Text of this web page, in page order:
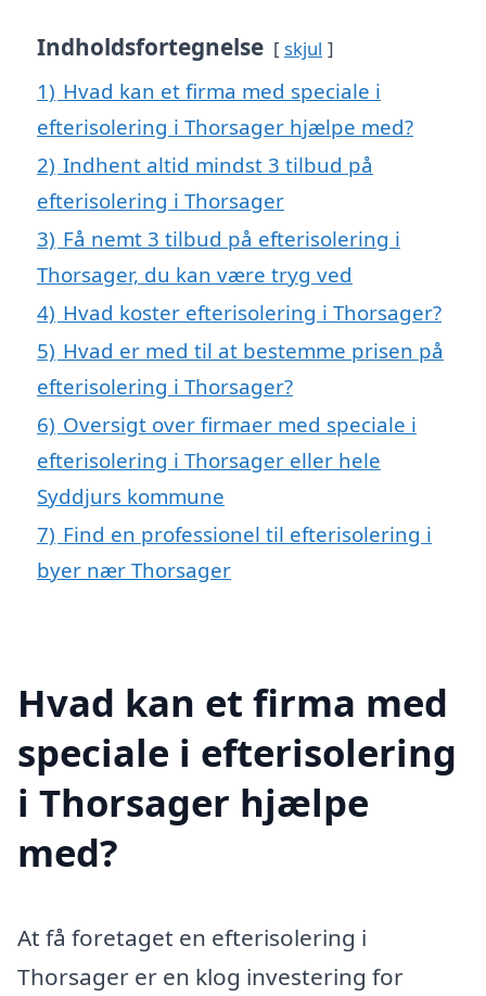
Indholdsfortegnelse skjul
1) Hvad kan et firma med speciale i
efterisolering i Thorsager hjælpe med?
2) Indhent altid mindst 3 tilbud på
efterisolering i Thorsager
3) Få nemt 3 tilbud på efterisolering i
Thorsager, du kan være tryg ved
4) Hvad koster efterisolering i Thorsager?
5) Hvad er med til at bestemme prisen på
efterisolering i Thorsager?
6) Oversigt over firmaer med speciale i
efterisolering i Thorsager eller hele
Syddjurs kommune
7) Find en professionel til efterisolering i
byer nær Thorsager
Hvad kan et firma med
speciale i efterisolering
i Thorsager hjælpe
med?
At få foretaget en efterisolering i
Thorsager er en klog investering for